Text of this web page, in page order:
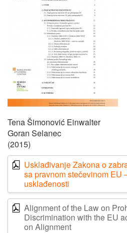
Tena Šimonović Einwalter
Goran Selanec
(2015)
Usklađivanje Zakona o
sa pravnom stečevinom EU
usklađenosti
Alignment of the Law on
Discrimination with the EU
on Alignment